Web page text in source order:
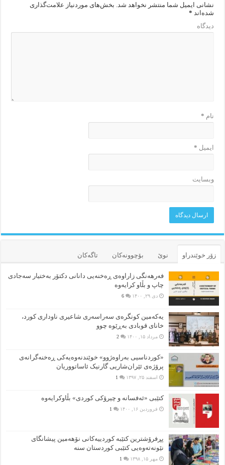
نشانی ایمیل شما منتشر نخواهد شد. بخش‌های موردنیاز علامت‌گذاری
شده‌اند *
دیدگاه
نام *
ایمیل *
وبسایت
زۆر خوێندراو نوێ بۆچوونه‌کان تاگەکان
فەرهەنگی زاراوەی ڕەخنەیی دانانی دکتۆر بەختیار سەجادی
چاپ و بڵاو کرایەوە
دی ۲۹, ۱۴۰۰ 6
یەکەمین کونگرەی سەراسەری شاعیری‌ ناوداری کورد،
خانای قوبادی بەڕێوە چوو
مرداد ۱۵, ۱۴۰۰ 2
«کوردناسیی بەراوەژوو» خوێندنەوەیەکی ڕەخنەگرانەی
پرۆژەی ئێران‌شاریی گارنیک ئاساتووریان
اسفند ۲۵, ۱۳۹۷ 1
کتێبی «ئەفسانە و چیرۆکی کوردی» بڵاوکرایەوە
فروردین ۱۶, ۱۴۰۰ 1
پڕفرۆشترین کتێبە کوردییەکانی نۆهەمین پیشانگای
نێونەتەوەیی کتێبی کوردستان سنە
مهر ۱۵, ۱۳۹۸ 1